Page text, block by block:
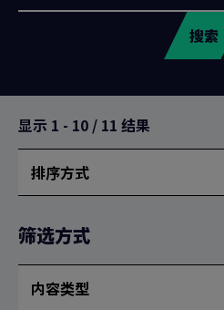
搜索
显示 1 - 10 / 11 结果
排序方式
按
新
排
序
筛选方式
内容类型
内